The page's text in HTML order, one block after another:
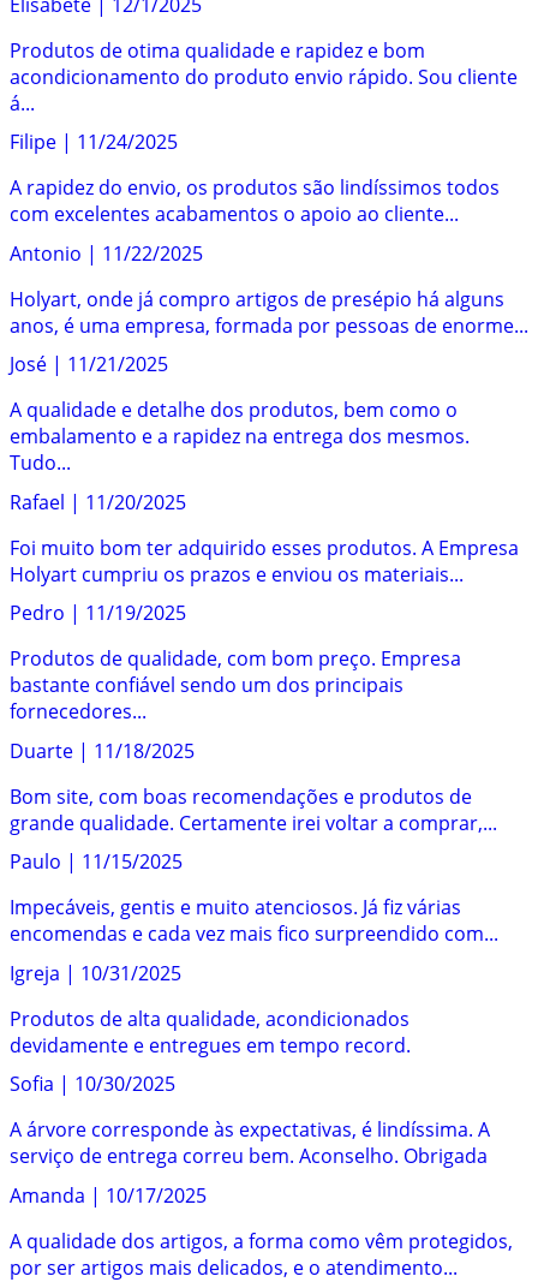
Produtos de otima qualidade e rapidez e bom
acondicionamento do produto envio rápido. Sou cliente
á...
Filipe | 11/24/2025
A rapidez do envio, os produtos são lindíssimos todos
com excelentes acabamentos o apoio ao cliente...
Antonio | 11/22/2025
Holyart, onde já compro artigos de presépio há alguns
anos, é uma empresa, formada por pessoas de enorme...
José | 11/21/2025
A qualidade e detalhe dos produtos, bem como o
embalamento e a rapidez na entrega dos mesmos.
Tudo...
Rafael | 11/20/2025
Foi muito bom ter adquirido esses produtos. A Empresa
Holyart cumpriu os prazos e enviou os materiais...
Pedro | 11/19/2025
Produtos de qualidade, com bom preço. Empresa
bastante confiável sendo um dos principais
fornecedores...
Duarte | 11/18/2025
Bom site, com boas recomendações e produtos de
grande qualidade. Certamente irei voltar a comprar,...
Paulo | 11/15/2025
Impecáveis, gentis e muito atenciosos. Já fiz várias
encomendas e cada vez mais fico surpreendido com...
Igreja | 10/31/2025
Produtos de alta qualidade, acondicionados
devidamente e entregues em tempo record.
Sofia | 10/30/2025
A árvore corresponde às expectativas, é lindíssima. A
serviço de entrega correu bem. Aconselho. Obrigada
Amanda | 10/17/2025
A qualidade dos artigos, a forma como vêm protegidos,
por ser artigos mais delicados, e o atendimento...